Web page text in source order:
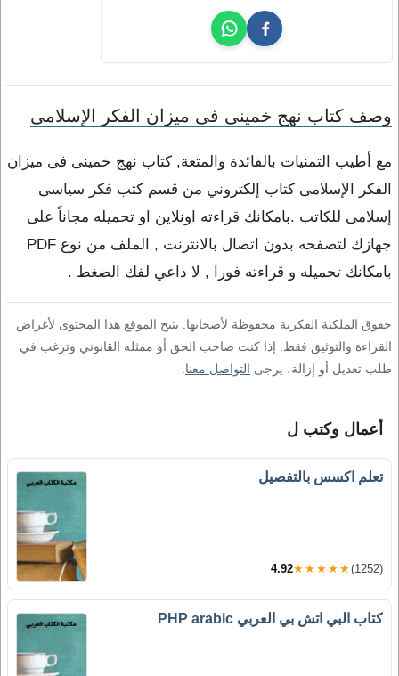
وصف كتاب نهج خمينى فى ميزان الفكر الإسلامى
مع أطيب التمنيات بالفائدة والمتعة, كتاب نهج خمينى فى ميزان
الفكر الإسلامى كتاب إلكتروني من قسم كتب فكر سياسى
إسلامى للكاتب .بامكانك قراءته اونلاين او تحميله مجاناً على
جهازك لتصفحه بدون اتصال بالانترنت , الملف من نوع PDF
بامكانك تحميله و قراءته فورا , لا داعي لفك الضغط .
حقوق الملكية الفكرية محفوظة لأصحابها. يتيح الموقع هذا المحتوى لأغراض
القراءة والتوثيق فقط. إذا كنت صاحب الحق أو ممثله القانوني وترغب في
طلب تعديل أو إزالة، يرجى التواصل معنا
أعمال وكتب ل
تعلم اكسس بالتفصيل
4.92★★★★★(1252)
كتاب البي اتش بي العربي PHP arabic